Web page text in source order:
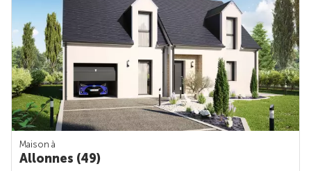
Maison à
Allonnes (49)